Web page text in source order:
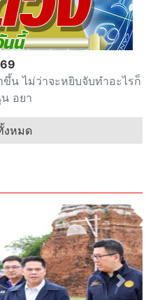
น ไม่ว่าจะหยิบจับทำอะไรก็
อยา
งหมด
Next